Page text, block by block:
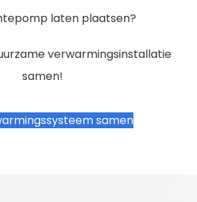
laten plaatsen?
verwarmingsinstallatie
samen!
samen